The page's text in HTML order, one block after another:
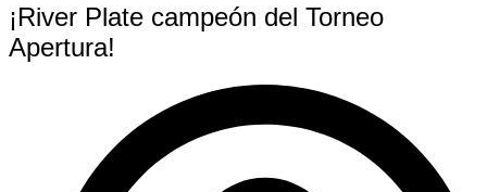
¡River Plate campeón del Torneo
Apertura!